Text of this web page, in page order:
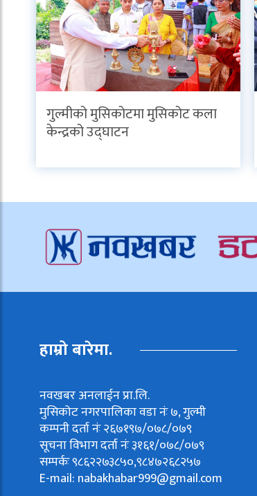
गुल्मीको मुसिकोटमा मुसिकोट कला
केन्द्रको उद्घाटन
हाम्रो बारेमा.
नवखबर अनलाईन प्रा.लि.
मुसिकोट नगरपालिका वडा नंः ७, गुल्मी
कम्पनी दर्ता नंः २६७१९७/०७८/०७९
सूचना विभाग दर्ता नंः ३१६१/०७८/०७९
सम्पर्कः ९८६२२७३८५०,९८४७२६८२५७
E-mail: nabakhabar999@gmail.com